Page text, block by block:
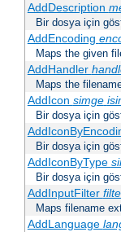
AddDescription
Bir dosya için
AddEncoding
Maps the given
AddHandler
Maps the
AddIcon simge
Bir dosya için
Bir dosya için
AddIconByType
Bir dosya için
AddInputFilter
Maps filename
AddLanguage